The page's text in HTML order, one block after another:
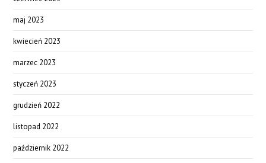
maj 2023
kwiecień 2023
marzec 2023
styczeń 2023
grudzień 2022
listopad 2022
październik 2022